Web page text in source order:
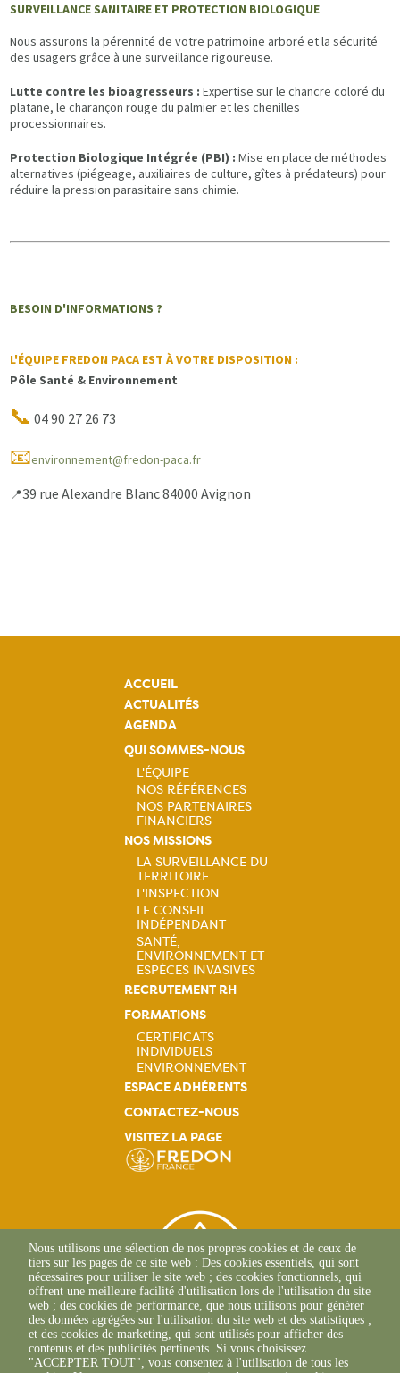
SURVEILLANCE SANITAIRE ET PROTECTION BIOLOGIQUE
Nous assurons la pérennité de votre patrimoine arboré et la sécurité
des usagers grâce à une surveillance rigoureuse.
Lutte contre les bioagresseurs : Expertise sur le chancre coloré du
platane, le charançon rouge du palmier et les chenilles
processionnaires.
Protection Biologique Intégrée (PBI) : Mise en place de méthodes
alternatives (piégeage, auxiliaires de culture, gîtes à prédateurs) pour
réduire la pression parasitaire sans chimie.
BESOIN D'INFORMATIONS ?
L'ÉQUIPE FREDON PACA EST À VOTRE DISPOSITION :
Pôle Santé & Environnement
📞 04 90 27 26 73
📧environnement@fredon-paca.fr
📍39 rue Alexandre Blanc 84000 Avignon
ACCUEIL
ACTUALITÉS
AGENDA
QUI SOMMES-NOUS
Navigation
principale
L'ÉQUIPE
NOS RÉFÉRENCES
NOS PARTENAIRES
FINANCIERS
NOS MISSIONS
Navigation
principale
LA SURVEILLANCE DU
TERRITOIRE
L'INSPECTION
LE CONSEIL
INDÉPENDANT
SANTÉ,
ENVIRONNEMENT ET
ESPÈCES INVASIVES
RECRUTEMENT RH
FORMATIONS
Navigation
principale
CERTIFICATS
INDIVIDUELS
ENVIRONNEMENT
ESPACE ADHÉRENTS
CONTACTEZ-NOUS
VISITEZ LA PAGE
39 Rue Alexandre Blanc
Nous utilisons une sélection de nos propres cookies et de ceux de
tiers sur les pages de ce site web : Des cookies essentiels, qui sont
nécessaires pour utiliser le site web ; des cookies fonctionnels, qui
offrent une meilleure facilité d'utilisation lors de l'utilisation du site
web ; des cookies de performance, que nous utilisons pour générer
des données agrégées sur l'utilisation du site web et des statistiques ;
et des cookies de marketing, qui sont utilisés pour afficher des
contenus et des publicités pertinents. Si vous choisissez
"ACCEPTER TOUT", vous consentez à l'utilisation de tous les